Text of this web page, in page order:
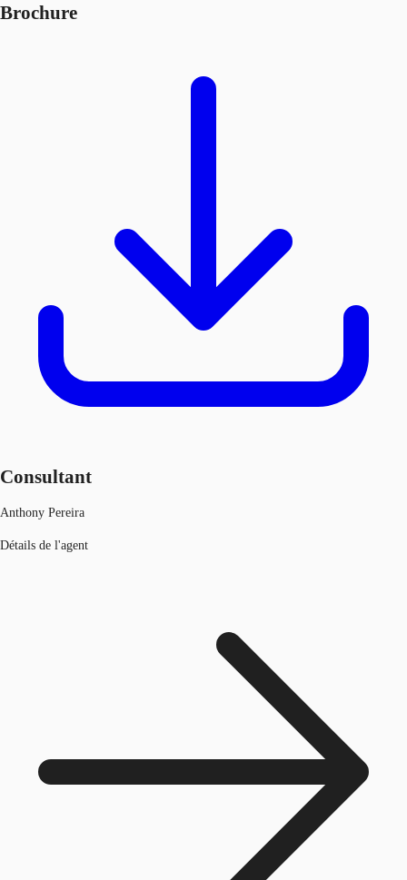
Brochure
Consultant
Anthony Pereira
Détails de l'agent